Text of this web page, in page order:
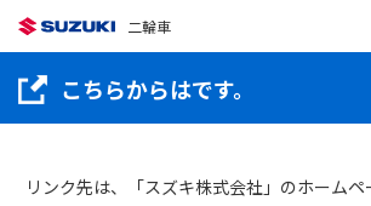
二輪車
こちらからはです。
リンク先は、「スズキ株式会社」のホーム